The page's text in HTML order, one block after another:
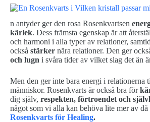
n antyder ger den rosa Rosenkvartsen
kärlek. Dess främsta egenskap är att
och harmoni i alla typer av relationer,
också stärker nära relationer. Den ger
och lugn i svåra tider av vilket slag det än
Men den ger inte bara energi i relationerna
människor. Rosenkvarts är också bra för
dig själv, respekten, förtroendet och
något som vi alla kan behöva lite mer av då
Rosenkvarts för Healing.